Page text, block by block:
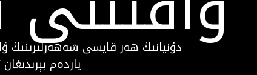
دۇنيانىڭ ھەر قايسى شەھەرلىرىنىڭ
ياردەم